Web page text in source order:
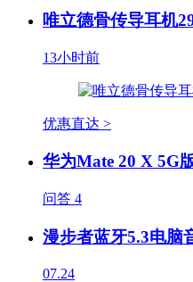
唯立德骨传导耳机
13小时前
优惠直达 >
华为Mate 20 X 5G
问答 4
漫步者蓝牙5.3电脑
07.24